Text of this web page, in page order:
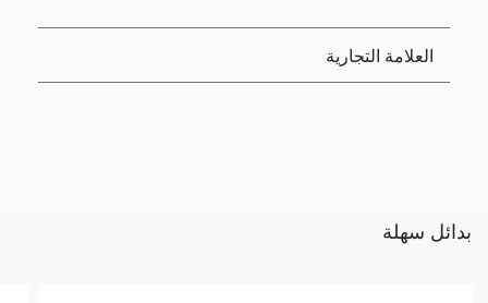
العلامة التجارية
بدائل سهلة